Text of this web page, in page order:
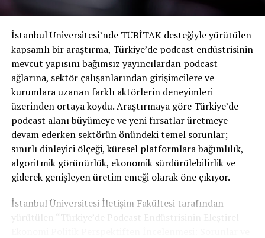
İstanbul Üniversitesi’nde TÜBİTAK desteğiyle yürütülen
kapsamlı bir araştırma, Türkiye’de podcast endüstrisinin
mevcut yapısını bağımsız yayıncılardan podcast
ağlarına, sektör çalışanlarından girişimcilere ve
kurumlara uzanan farklı aktörlerin deneyimleri
üzerinden ortaya koydu. Araştırmaya göre Türkiye’de
podcast alanı büyümeye ve yeni fırsatlar üretmeye
devam ederken sektörün önündeki temel sorunlar;
sınırlı dinleyici ölçeği, küresel platformlara bağımlılık,
algoritmik görünürlük, ekonomik sürdürülebilirlik ve
giderek genişleyen üretim emeği olarak öne çıkıyor.
İstanbul Üniversitesi İletişim Fakültesi tarafından
yürütülen “Türkiye’de Podcast Endüstrisinin Eleştirel